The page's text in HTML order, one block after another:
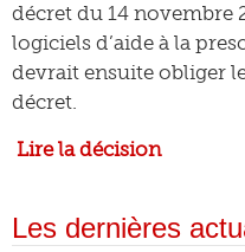
décret du 14 novembre
logiciels d’aide à la
devrait ensuite obliger
décret.
Lire la décision
Les dernières